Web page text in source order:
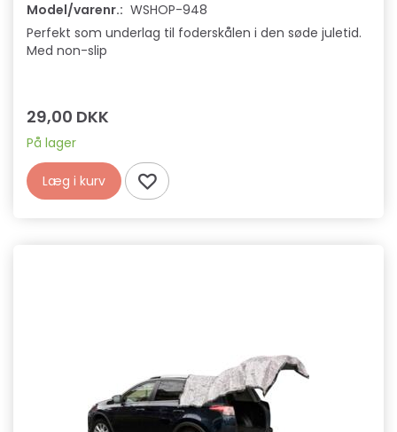
Model/varenr.: WSHOP-948
Perfekt som underlag til foderskålen i den søde juletid.
Med non-slip
29,00 DKK
På lager
Læg i kurv